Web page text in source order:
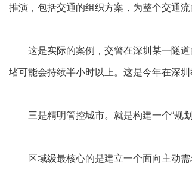
推演，包括交通的组织方案，为整个交通流
这是实际的案例，交警在深圳某一隧道
堵可能会持续半小时以上。这是今年在深
三是精明管控城市。就是构建一个“规划
区域级最核心的是建立一个面向主动需